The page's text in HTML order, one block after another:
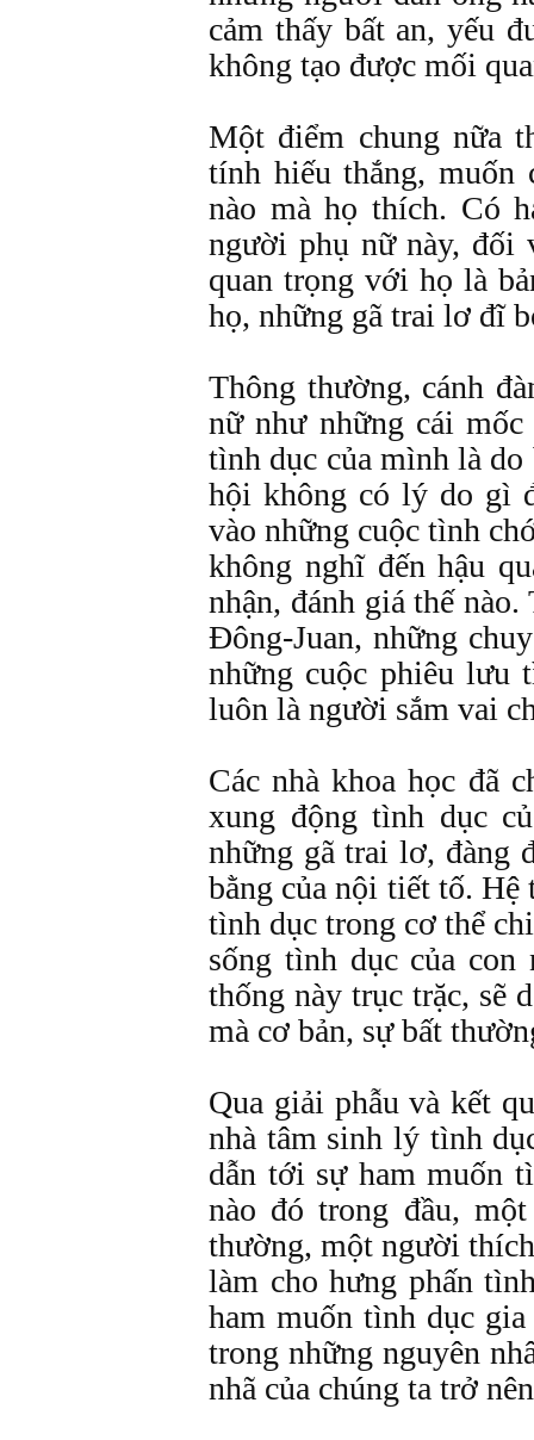
cảm thấy bất an, yếu
không tạo được mối
Một điểm chung nữa
tính hiếu thắng,
nào mà họ thích. Có
người phụ nữ này, đối
quan trọng với họ là
họ, những gã trai lơ đĩ
Thông thường, cánh
nữ như những cái
tình dục của mình là do
hội không có lý do gì
vào những cuộc tình
không nghĩ đến hậu
nhận, đánh giá thế
Đông-Juan, những
những cuộc phiêu lưu
luôn là người sắm vai
Các nhà khoa học đã
xung động tình dục
những gã trai lơ, đàng
bằng của nội tiết tố.
tình dục trong cơ thể
sống tình dục của
thống này trục trặc, sẽ
mà cơ bản, sự bất
Qua giải phẫu và kết
nhà tâm sinh lý tình
dẫn tới sự ham muốn
nào đó trong đầu,
thường, một người
làm cho hưng phấn
ham muốn tình dục
trong những nguyên
nhã của chúng ta trở